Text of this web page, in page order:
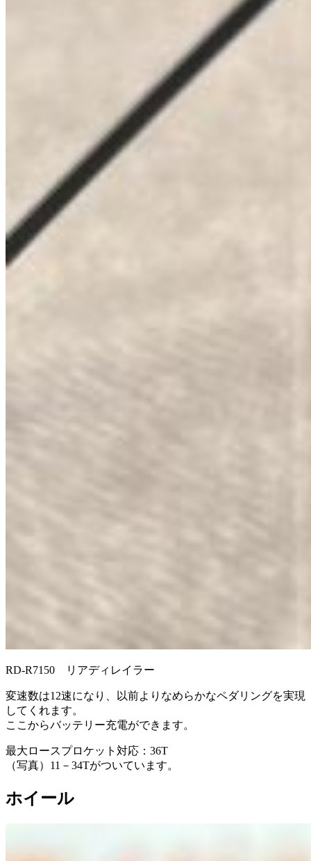
RD-R7150 リアディレイラー
変速数は12速になり、以前よりなめらかなペダリングを実現
してくれます。
ここからバッテリー充電ができます。
最大ロースプロケット対応：36T
（写真）11－34Tがついています。
ホイール